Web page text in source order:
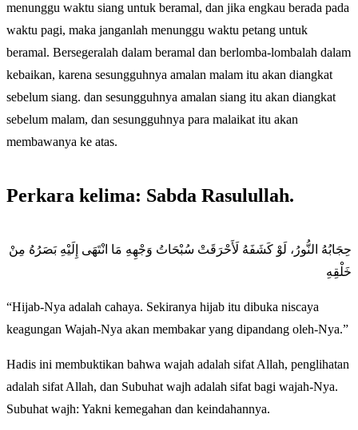
menunggu waktu siang untuk beramal, dan jika engkau berada pada
waktu pagi, maka janganlah menunggu waktu petang untuk
beramal. Bersegeralah dalam beramal dan berlomba-lombalah dalam
kebaikan, karena sesungguhnya amalan malam itu akan diangkat
sebelum siang. dan sesungguhnya amalan siang itu akan diangkat
sebelum malam, dan sesungguhnya para malaikat itu akan
membawanya ke atas.
Perkara kelima: Sabda Rasulullah.
حِجَابُهُ النُّورُ، لَوْ كَشَفَهُ لَأَحْرَقَتْ سُبْحَاتُ وَجْهِهِ مَا انْتَهَى إِلَيْهِ بَصَرُهُ مِنْ
خَلْقِهِ
“Hijab-Nya adalah cahaya. Sekiranya hijab itu dibuka niscaya
keagungan Wajah-Nya akan membakar yang dipandang oleh-Nya.”
Hadis ini membuktikan bahwa wajah adalah sifat Allah, penglihatan
adalah sifat Allah, dan Subuhat wajh adalah sifat bagi wajah-Nya.
Subuhat wajh: Yakni kemegahan dan keindahannya.